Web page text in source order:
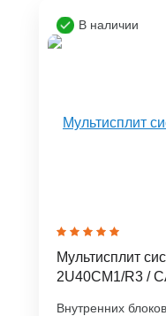
В наличии
Мультисплит
2U40CM1/R3 /
Внутренних блоков